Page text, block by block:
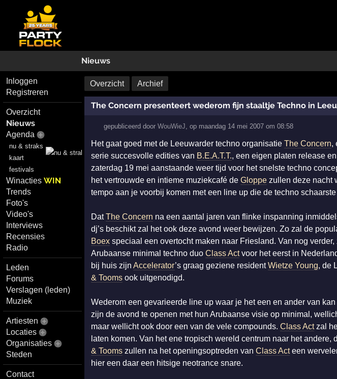
Nieuws
Inloggen
Registreren
Overzicht
Nieuws
Agenda
nu & straks
kaart
festivals
WinactiesWIN
Trends
Foto's
Video's
Interviews
Recensies
Radio
Leden
Forums
Verslagen (leden)
Muziek
Artiesten
Locaties
Organisaties
Steden
Contact
Overzicht Archief
The Concern presenteert wederom fijn staaltje Techno in
gepubliceerd doorWouWieJ, op maandag 14 mei 2007 om 08:58
Het gaat goed met de Leeuwarder techno organisatie The Concern,
serie succesvolle edities van B.E.A.T.T., een eigen platen release
zaterdag 19 mei aanstaande weer tijd voor het snelste techno
het vertrouwde en intieme muziekcafé de Gloppezullen deze nacht
tempo aan je voorbij komen met een line up die de techno
DatThe Concern na een aantal jaren van flinke inspanning
dj’s beschikt zal het ook deze avond weer bewijzen. Zo zal de
Boexspeciaal een overtocht maken naar Friesland. Van nog
Arubaanse minimal techno duo Class Actvoor het eerst in
bij huis zijn Accelerator’s graag geziene residentWietze Young, de
& Toomsook uitgenodigd.
Wederom een gevarieerde line up waar je het een en ander van
zijn de avond te openen met hun Arubaanse visie op minimal,
maar wellicht ook door een van de vele compounds. Class Actzal
laten komen. Van het ene tropisch wereld centrum naar het andere,
& Toomszullen na het openingsoptreden van Class Acteen
hier een daar een hitsige neotrance snare.